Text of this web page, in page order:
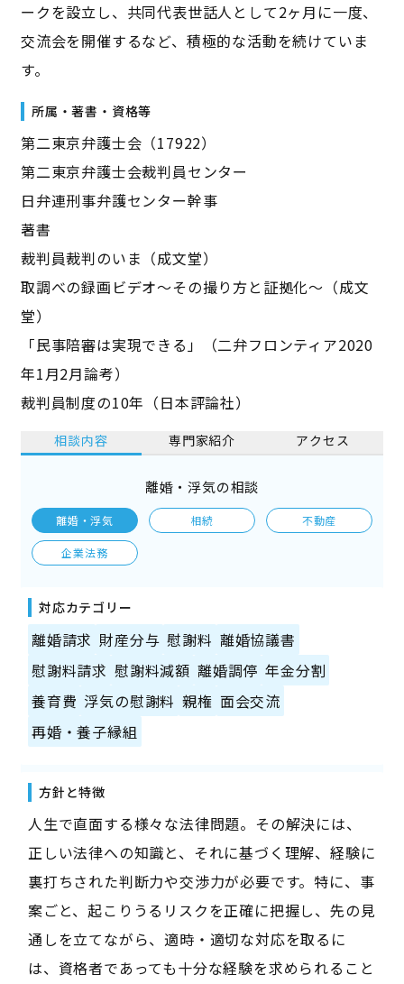
ークを設立し、共同代表世話人として2ヶ月に一度、
交流会を開催するなど、積極的な活動を続けていま
す。
所属・著書・資格等
第二東京弁護士会（17922）
第二東京弁護士会裁判員センター
日弁連刑事弁護センター幹事
著書
裁判員裁判のいま（成文堂）
取調べの録画ビデオ～その撮り方と証拠化～（成文
堂）
「民事陪審は実現できる」（二弁フロンティア2020
年1月2月論考）
裁判員制度の10年（日本評論社）
相談内容 専門家紹介 アクセス
離婚・浮気の相談
離婚・浮気 相続 不動産
企業法務
対応カテゴリー
離婚請求 財産分与 慰謝料 離婚協議書
慰謝料請求 慰謝料減額 離婚調停 年金分割
養育費 浮気の慰謝料 親権 面会交流
再婚・養子縁組
方針と特徴
人生で直面する様々な法律問題。その解決には、
正しい法律への知識と、それに基づく理解、経験に
裏打ちされた判断力や交渉力が必要です。特に、事
案ごと、起こりうるリスクを正確に把握し、先の見
通しを立てながら、適時・適切な対応を取るに
は、資格者であっても十分な経験を求められること